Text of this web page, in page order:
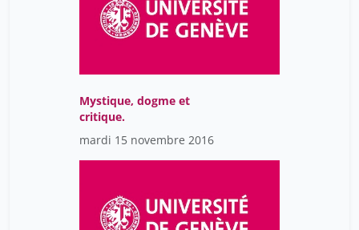
Mystique, dogme et
critique.
mardi 15 novembre 2016